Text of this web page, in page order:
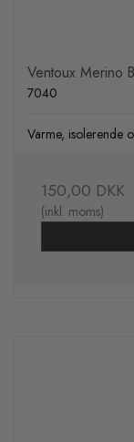
Ventoux Merino
7040
Varme, isolerende
150,00 DKK
(inkl. moms)